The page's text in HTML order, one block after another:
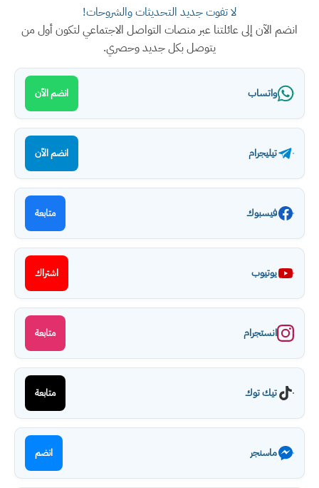
لا تفوت جديد التحديثات والشروحات!
انضم الآن إلى عائلتنا عبر منصات التواصل الاجتماعي لتكون أول من
يتوصل بكل جديد وحصري.
واتساب انضم الآن
تيليجرام انضم الآن
فيسبوك متابعة
يوتيوب اشتراك
انستجرام متابعة
تيك توك متابعة
ماسنجر انضم